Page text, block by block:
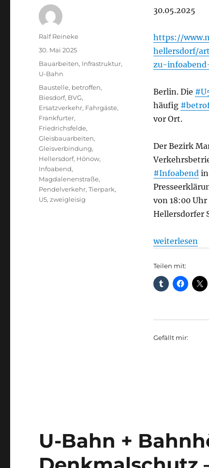
30.05.2025
https://
hellersdorf/
zu-
Berlin. Die
häufig
vor Ort.
Der Bezirk
#Infoabendin
von 18:00
Hellersdorfer
weiterlesen
Teilen mit:
Gefällt mir:
Autor
Ralf Reineke
Veröffentlicht
30. Mai 2025
Kategorien
Bauarbeiten, Infrastruktur,
U-Bahn
Schlagwörter
Baustelle, betroffen,
Biesdorf, BVG,
Ersatzverkehr, Fahrgäste,
Frankfurter,
Friedrichsfelde,
Gleisbauarbeiten,
Gleisverbindung,
Hellersdorf, Hönow,
Infoabend,
Magdalenenstraße,
Pendelverkehr,Tierpark,
U5,zweigleisig
U-Bahn +